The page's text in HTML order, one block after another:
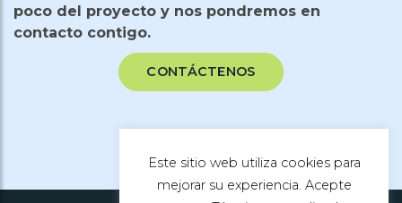
poco del proyecto y nos pondremos en
contacto contigo.
CONTÁCTENOS
Este sitio web utiliza cookies para
mejorar su experiencia. Acepte